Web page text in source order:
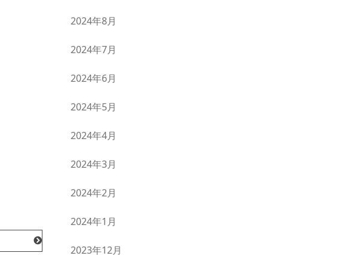
2024年8月
2024年7月
2024年6月
2024年5月
2024年4月
2024年3月
2024年2月
2024年1月
2023年12月